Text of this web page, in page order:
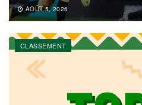
AOÛT 5, 2026
CLASSEMENT